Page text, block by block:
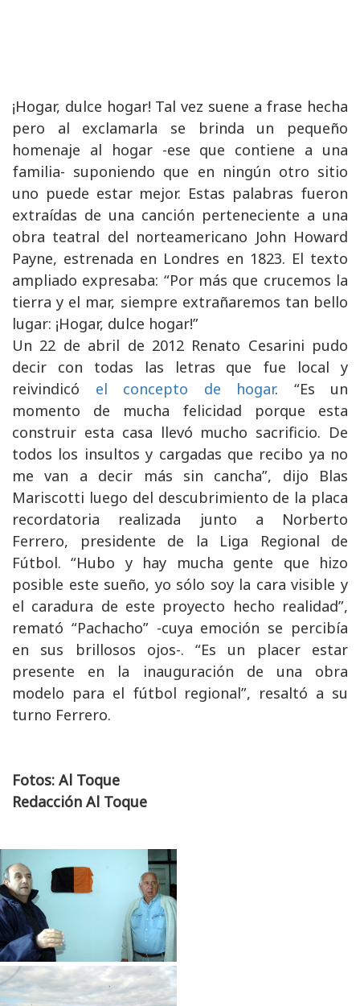
¡Hogar, dulce hogar! Tal vez suene a frase hecha
pero al exclamarla se brinda un pequeño
homenaje al hogar -ese que contiene a una
familia- suponiendo que en ningún otro sitio
uno puede estar mejor. Estas palabras fueron
extraídas de una canción perteneciente a una
obra teatral del norteamericano John Howard
Payne, estrenada en Londres en 1823. El texto
ampliado expresaba: “Por más que crucemos la
tierra y el mar, siempre extrañaremos tan bello
lugar: ¡Hogar, dulce hogar!”
Un 22 de abril de 2012 Renato Cesarini pudo
decir con todas las letras que fue local y
reivindicó el concepto de hogar. “Es un
momento de mucha felicidad porque esta
construir esta casa llevó mucho sacrificio. De
todos los insultos y cargadas que recibo ya no
me van a decir más sin cancha”, dijo Blas
Mariscotti luego del descubrimiento de la placa
recordatoria realizada junto a Norberto
Ferrero, presidente de la Liga Regional de
Fútbol. “Hubo y hay mucha gente que hizo
posible este sueño, yo sólo soy la cara visible y
el caradura de este proyecto hecho realidad”,
remató “Pachacho” -cuya emoción se percibía
en sus brillosos ojos-. “Es un placer estar
presente en la inauguración de una obra
modelo para el fútbol regional”, resaltó a su
turno Ferrero.
Fotos: Al Toque
Redacción Al Toque